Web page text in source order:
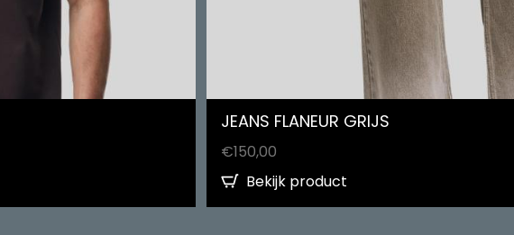
JEANS FLANEUR GRIJS
€150,00
Bekijk product